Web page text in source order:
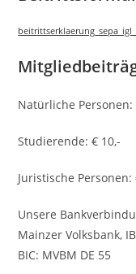
Natürliche Personen:
Studierende: € 10,-
Juristische Personen:
Unsere
Mainzer Volksbank,
BIC: MVBM DE 55